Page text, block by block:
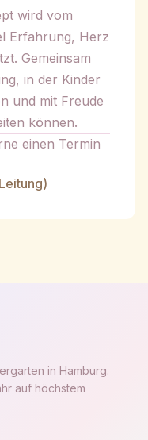
wird vom
Erfahrung, Herz
Gemeinsam
in der Kinder
und mit Freude
können.
einen Termin
in Hamburg.
auf höchstem